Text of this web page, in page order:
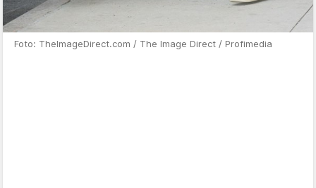
Foto: TheImageDirect.com / The Image Direct / Profimedia